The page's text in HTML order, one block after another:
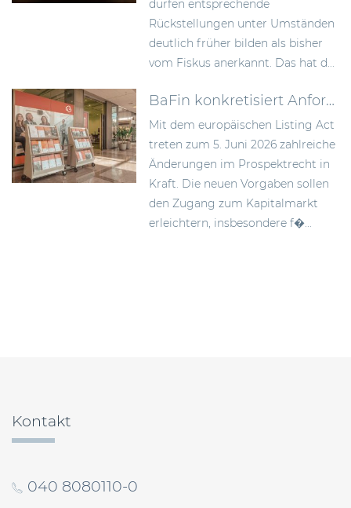
dürfen entsprechende
Rückstellungen unter Umständen
deutlich früher bilden als bisher
vom Fiskus anerkannt. Das hat d...
BaFin konkretisiert Anforderungen an Wertpapierprospekte im Zuge des Listing Act
Mit dem europäischen Listing Act
treten zum 5. Juni 2026 zahlreiche
Änderungen im Prospektrecht in
Kraft. Die neuen Vorgaben sollen
den Zugang zum Kapitalmarkt
erleichtern, insbesondere f�...
Kontakt
040 8080110-0